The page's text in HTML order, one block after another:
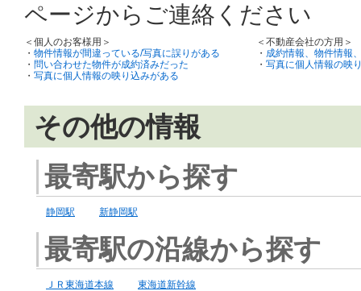
ページからご連絡ください
＜個人のお客様用＞
・ 物件情報が間違っている/写真に誤りがある
・ 問い合わせた物件が成約済みだった
・ 写真に個人情報の映り込みがある
＜不動産会社の方用＞
・ 成約情報、物件情報
・ 写真に個人情報の映
その他の情報
最寄駅から探す
静岡駅 新静岡駅
最寄駅の沿線から探す
ＪＲ東海道本線 東海道新幹線